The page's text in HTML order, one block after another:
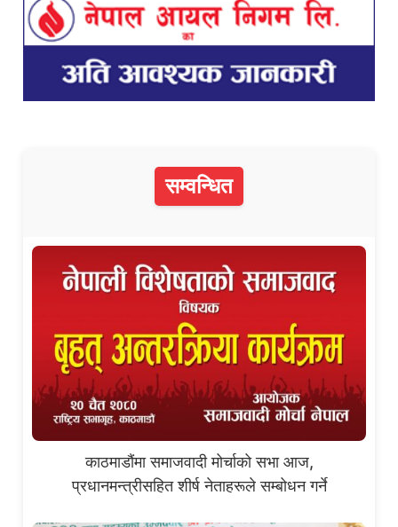
सम्वन्धित
काठमाडौंमा समाजवादी मोर्चाको सभा आज,
प्रधानमन्त्रीसहित शीर्ष नेताहरूले सम्बोधन गर्ने